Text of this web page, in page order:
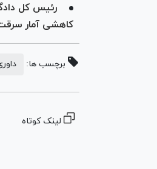
رئیس کل
کاهشی آمار
برچسب ها:
لینک کوتاه